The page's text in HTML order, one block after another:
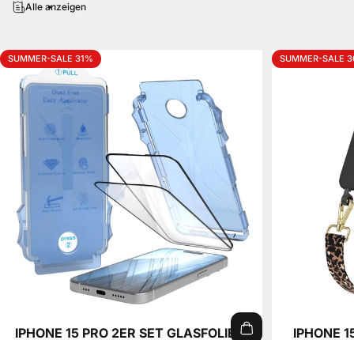
Alle anzeigen
SUMMER-SALE 31%
IPHONE 15 PRO 2ER SET GLASFOLIE +
SUMMER-SALE
IPHONE